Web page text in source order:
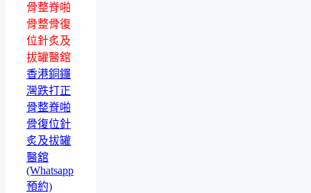
骨整脊啪
骨整骨復
位針炙及
拔罐醫舘
香港銅鑼
灣跌打正
骨整脊啪
骨復位針
炙及拔罐
醫舘
(Whatsapp
預約)